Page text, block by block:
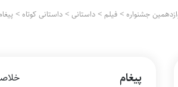
جشنواره >فیلم >داستانی >داستانی کوتاه >
پیغام